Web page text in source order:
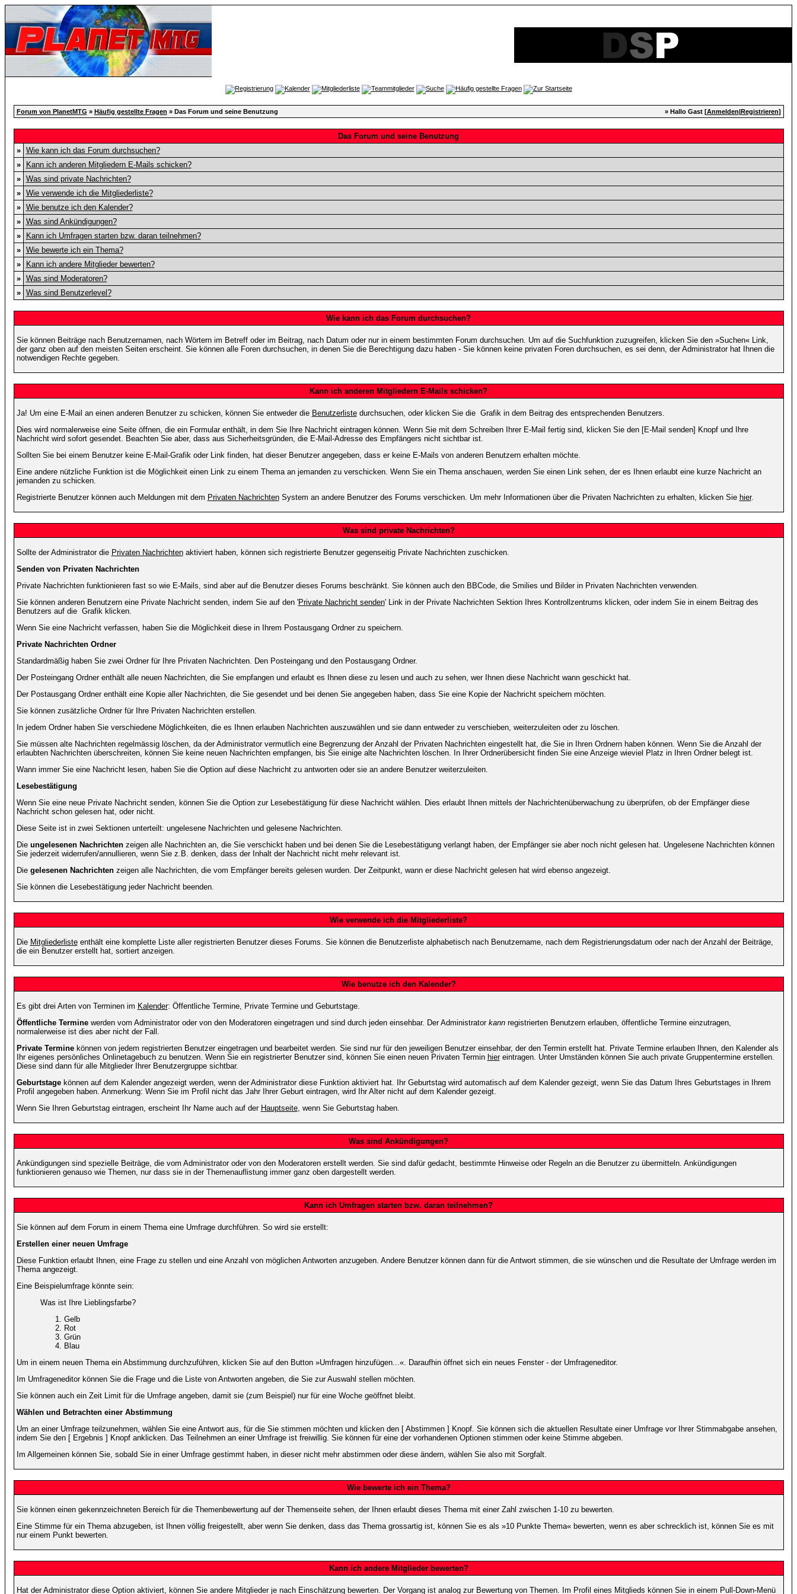
Forum von PlanetMTG » Häufig gestellte Fragen » Das Forum und seine Benutzung » Hallo Gast [Anmelden|Registrieren]
Das Forum und seine Benutzung
»
Wie kann ich das Forum durchsuchen?
»
Kann ich anderen Mitgliedern E-Mails schicken?
»
Was sind private Nachrichten?
»
Wie verwende ich die Mitgliederliste?
»
Wie benutze ich den Kalender?
»
Was sind Ankündigungen?
»
Kann ich Umfragen starten bzw. daran teilnehmen?
»
Wie bewerte ich ein Thema?
»
Kann ich andere Mitglieder bewerten?
»
Was sind Moderatoren?
»
Was sind Benutzerlevel?
Wie kann ich das Forum durchsuchen?
Sie können Beiträge nach Benutzernamen, nach Wörtern im Betreff oder im Beitrag, nach Datum oder nur in einem bestimmten Forum durchsuchen. Um auf die Suchfunktion zuzugreifen, klicken Sie den »Suchen« Link,
der ganz oben auf den meisten Seiten erscheint. Sie können alle Foren durchsuchen, in denen Sie die Berechtigung dazu haben - Sie können keine privaten Foren durchsuchen, es sei denn, der Administrator hat Ihnen die
notwendigen Rechte gegeben.
Kann ich anderen Mitgliedern E-Mails schicken?
Ja! Um eine E-Mail an einen anderen Benutzer zu schicken, können Sie entweder die Benutzerlistedurchsuchen, oder klicken Sie die Grafik in dem Beitrag des entsprechenden Benutzers.
Dies wird normalerweise eine Seite öffnen, die ein Formular enthält, in dem Sie Ihre Nachricht eintragen können. Wenn Sie mit dem Schreiben Ihrer E-Mail fertig sind, klicken Sie den [E-Mail senden] Knopf und Ihre
Nachricht wird sofort gesendet. Beachten Sie aber, dass aus Sicherheitsgründen, die E-Mail-Adresse des Empfängers nicht sichtbar ist.
Sollten Sie bei einem Benutzer keine E-Mail-Grafik oder Link finden, hat dieser Benutzer angegeben, dass er keine E-Mails von anderen Benutzern erhalten möchte.
Eine andere nützliche Funktion ist die Möglichkeit einen Link zu einem Thema an jemanden zu verschicken. Wenn Sie ein Thema anschauen, werden Sie einen Link sehen, der es Ihnen erlaubt eine kurze Nachricht an
jemanden zu schicken.
Registrierte Benutzer können auch Meldungen mit dem Privaten NachrichtenSystem an andere Benutzer des Forums verschicken. Um mehr Informationen über die Privaten Nachrichten zu erhalten, klicken Sie hier.
Was sind private Nachrichten?
Sollte der Administrator die Privaten Nachrichtenaktiviert haben, können sich registrierte Benutzer gegenseitig Private Nachrichten zuschicken.
Senden von Privaten Nachrichten
Private Nachrichten funktionieren fast so wie E-Mails, sind aber auf die Benutzer dieses Forums beschränkt. Sie können auch den BBCode, die Smilies und Bilder in Privaten Nachrichten verwenden.
Sie können anderen Benutzern eine Private Nachricht senden, indem Sie auf den 'Private Nachricht senden' Link in der Private Nachrichten Sektion Ihres Kontrollzentrums klicken, oder indem Sie in einem Beitrag des
Benutzers auf die Grafik klicken.
Wenn Sie eine Nachricht verfassen, haben Sie die Möglichkeit diese in Ihrem Postausgang Ordner zu speichern.
Private Nachrichten Ordner
Standardmäßig haben Sie zwei Ordner für Ihre Privaten Nachrichten. Den Posteingang und den Postausgang Ordner.
Der Posteingang Ordner enthält alle neuen Nachrichten, die Sie empfangen und erlaubt es Ihnen diese zu lesen und auch zu sehen, wer Ihnen diese Nachricht wann geschickt hat.
Der Postausgang Ordner enthält eine Kopie aller Nachrichten, die Sie gesendet und bei denen Sie angegeben haben, dass Sie eine Kopie der Nachricht speichern möchten.
Sie können zusätzliche Ordner für Ihre Privaten Nachrichten erstellen.
In jedem Ordner haben Sie verschiedene Möglichkeiten, die es Ihnen erlauben Nachrichten auszuwählen und sie dann entweder zu verschieben, weiterzuleiten oder zu löschen.
Sie müssen alte Nachrichten regelmässig löschen, da der Administrator vermutlich eine Begrenzung der Anzahl der Privaten Nachrichten eingestellt hat, die Sie in Ihren Ordnern haben können. Wenn Sie die Anzahl der
erlaubten Nachrichten überschreiten, können Sie keine neuen Nachrichten empfangen, bis Sie einige alte Nachrichten löschen. In Ihrer Ordnerübersicht finden Sie eine Anzeige wieviel Platz in Ihren Ordner belegt ist.
Wann immer Sie eine Nachricht lesen, haben Sie die Option auf diese Nachricht zu antworten oder sie an andere Benutzer weiterzuleiten.
Lesebestätigung
Wenn Sie eine neue Private Nachricht senden, können Sie die Option zur Lesebestätigung für diese Nachricht wählen. Dies erlaubt Ihnen mittels der Nachrichtenüberwachung zu überprüfen, ob der Empfänger diese
Nachricht schon gelesen hat, oder nicht.
Diese Seite ist in zwei Sektionen unterteilt: ungelesene Nachrichten und gelesene Nachrichten.
Die ungelesenen Nachrichtenzeigen alle Nachrichten an, die Sie verschickt haben und bei denen Sie die Lesebestätigung verlangt haben, der Empfänger sie aber noch nicht gelesen hat. Ungelesene Nachrichten können
Sie jederzeit widerrufen/annullieren, wenn Sie z.B. denken, dass der Inhalt der Nachricht nicht mehr relevant ist.
Die gelesenen Nachrichtenzeigen alle Nachrichten, die vom Empfänger bereits gelesen wurden. Der Zeitpunkt, wann er diese Nachricht gelesen hat wird ebenso angezeigt.
Sie können die Lesebestätigung jeder Nachricht beenden.
Wie verwende ich die Mitgliederliste?
Die Mitgliederlisteenthält eine komplette Liste aller registrierten Benutzer dieses Forums. Sie können die Benutzerliste alphabetisch nach Benutzername, nach dem Registrierungsdatum oder nach der Anzahl der Beiträge,
die ein Benutzer erstellt hat, sortiert anzeigen.
Wie benutze ich den Kalender?
Es gibt drei Arten von Terminen im Kalender: Öffentliche Termine, Private Termine und Geburtstage.
Öffentliche Terminewerden vom Administrator oder von den Moderatoren eingetragen und sind durch jeden einsehbar. Der Administrator kannregistrierten Benutzern erlauben, öffentliche Termine einzutragen,
normalerweise ist dies aber nicht der Fall.
Private Terminekönnen von jedem registrierten Benutzer eingetragen und bearbeitet werden. Sie sind nur für den jeweiligen Benutzer einsehbar, der den Termin erstellt hat. Private Termine erlauben Ihnen, den Kalender als
Ihr eigenes persönliches Onlinetagebuch zu benutzen. Wenn Sie ein registrierter Benutzer sind, können Sie einen neuen Privaten Termin hiereintragen. Unter Umständen können Sie auch private Gruppentermine erstellen.
Diese sind dann für alle Mitglieder Ihrer Benutzergruppe sichtbar.
Geburtstagekönnen auf dem Kalender angezeigt werden, wenn der Administrator diese Funktion aktiviert hat. Ihr Geburtstag wird automatisch auf dem Kalender gezeigt, wenn Sie das Datum Ihres Geburtstages in Ihrem
Profil angegeben haben. Anmerkung: Wenn Sie im Profil nicht das Jahr Ihrer Geburt eintragen, wird Ihr Alter nicht auf dem Kalender gezeigt.
Wenn Sie Ihren Geburtstag eintragen, erscheint Ihr Name auch auf der Hauptseite, wenn Sie Geburtstag haben.
Was sind Ankündigungen?
Ankündigungen sind spezielle Beiträge, die vom Administrator oder von den Moderatoren erstellt werden. Sie sind dafür gedacht, bestimmte Hinweise oder Regeln an die Benutzer zu übermitteln. Ankündigungen
funktionieren genauso wie Themen, nur dass sie in der Themenauflistung immer ganz oben dargestellt werden.
Kann ich Umfragen starten bzw. daran teilnehmen?
Sie können auf dem Forum in einem Thema eine Umfrage durchführen. So wird sie erstellt:
Erstellen einer neuen Umfrage
Diese Funktion erlaubt Ihnen, eine Frage zu stellen und eine Anzahl von möglichen Antworten anzugeben. Andere Benutzer können dann für die Antwort stimmen, die sie wünschen und die Resultate der Umfrage werden im
Thema angezeigt.
Eine Beispielumfrage könnte sein:
Was ist Ihre Lieblingsfarbe?
Gelb
Rot
Grün
Blau
Um in einem neuen Thema ein Abstimmung durchzuführen, klicken Sie auf den Button »Umfragen hinzufügen...«. Daraufhin öffnet sich ein neues Fenster - der Umfrageneditor.
Im Umfrageneditor können Sie die Frage und die Liste von Antworten angeben, die Sie zur Auswahl stellen möchten.
Sie können auch ein Zeit Limit für die Umfrage angeben, damit sie (zum Beispiel) nur für eine Woche geöffnet bleibt.
Wählen und Betrachten einer Abstimmung
Um an einer Umfrage teilzunehmen, wählen Sie eine Antwort aus, für die Sie stimmen möchten und klicken den [ Abstimmen ] Knopf. Sie können sich die aktuellen Resultate einer Umfrage vor Ihrer Stimmabgabe ansehen,
indem Sie den [ Ergebnis ] Knopf anklicken. Das Teilnehmen an einer Umfrage ist freiwillig. Sie können für eine der vorhandenen Optionen stimmen oder keine Stimme abgeben.
Im Allgemeinen können Sie, sobald Sie in einer Umfrage gestimmt haben, in dieser nicht mehr abstimmen oder diese ändern, wählen Sie also mit Sorgfalt.
Wie bewerte ich ein Thema?
Sie können einen gekennzeichneten Bereich für die Themenbewertung auf der Themenseite sehen, der Ihnen erlaubt dieses Thema mit einer Zahl zwischen 1-10 zu bewerten.
Eine Stimme für ein Thema abzugeben, ist Ihnen völlig freigestellt, aber wenn Sie denken, dass das Thema grossartig ist, können Sie es als »10 Punkte Thema« bewerten, wenn es aber schrecklich ist, können Sie es mit
nur einem Punkt bewerten.
Kann ich andere Mitglieder bewerten?
Hat der Administrator diese Option aktiviert, können Sie andere Mitglieder je nach Einschätzung bewerten. Der Vorgang ist analog zur Bewertung von Themen. Im Profil eines Mitglieds können Sie in einem Pull-Down-Menü